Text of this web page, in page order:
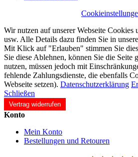
Wir nutzen auf unserer Webseite
usw. Alle Details dazu finden Sie in
Mit Klick auf "Erlauben" stimmen Sie
Sie diese Ablehnen, können Sie die Seite
nutzen, müssen jedoch mit
fehlende Zahlungsdienste, die ebenfalls
Webseite setzen). Datenschutzerklärung
Schließen
Vertrag widerrufen
Konto
Mein Konto
Bestellungen und Retouren